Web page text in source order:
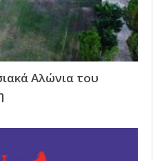
Αλώνια του